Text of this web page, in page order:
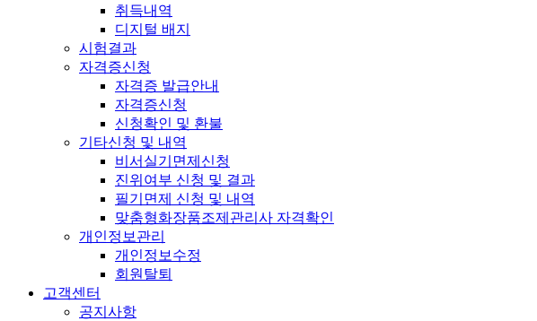
취득내역
디지털 배지
시험결과
자격증신청
자격증 발급안내
자격증신청
신청확인 및 환불
기타신청 및 내역
비서실기면제신청
진위여부 신청 및 결과
필기면제 신청 및 내역
맞춤형화장품조제관리사 자격확인
개인정보관리
개인정보수정
회원탈퇴
고객센터
공지사항